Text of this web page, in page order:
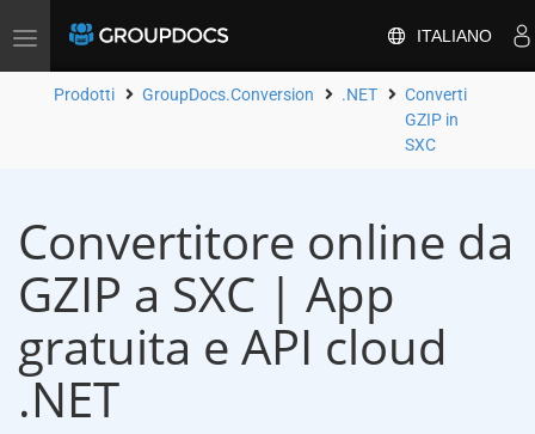
Attiva/disattiva
navigazione
ITALIANO
Prodotti GroupDocs.Conversion .NET
Converti
GZIP in
SXC
Convertitore online da
GZIP a SXC | App
gratuita e API cloud
.NET